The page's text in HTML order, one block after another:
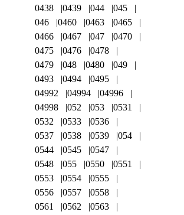
0438
0439 044
045
046
0460 0463
0465
0466
0467 047
0470
0475
0476
0478
0479
048 0480
049
0493
0494
0495
04992
04994
04996
04998
052 053
0531
0532
0533
0536
0537
0538 0539
054
0544
0545
0547
0548
055 0550
0551
0553
0554
0555
0556
0557
0558
0561
0562
0563